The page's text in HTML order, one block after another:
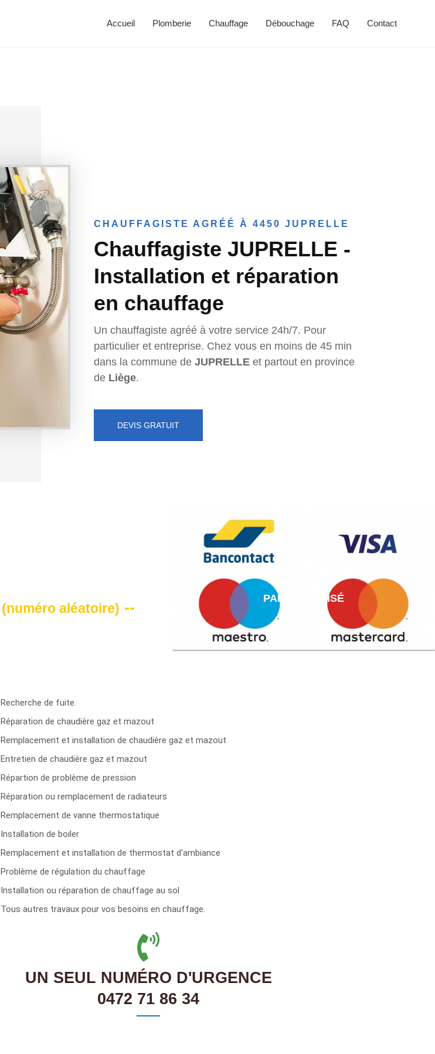
Accueil Plomberie Chauffage Débouchage FAQ Contact
CHAUFFAGISTE AGRÉÉ À 4450 JUPRELLE
Chauffagiste JUPRELLE -
Installation et réparation
en chauffage
Un chauffagiste agréé à votre service 24h/7. Pour
particulier et entreprise. Chez vous en moins de 45 min
dans la commune de JUPRELLE et partout en province
de Liège.
DEVIS GRATUIT
(numéro aléatoire) --
PAIEMENT AISÉ
Recherche de fuite.
Réparation de chaudière gaz et mazout
Remplacement et installation de chaudière gaz et mazout
Entretien de chaudière gaz et mazout
Répartion de problème de pression
Réparation ou remplacement de radiateurs
Remplacement de vanne thermostatique
Installation de boiler
Remplacement et installation de thermostat d'ambiance
Problème de régulation du chauffage
Installation ou réparation de chauffage au sol
Tous autres travaux pour vos besoins en chauffage.
UN SEUL NUMÉRO D'URGENCE
0472 71 86 34